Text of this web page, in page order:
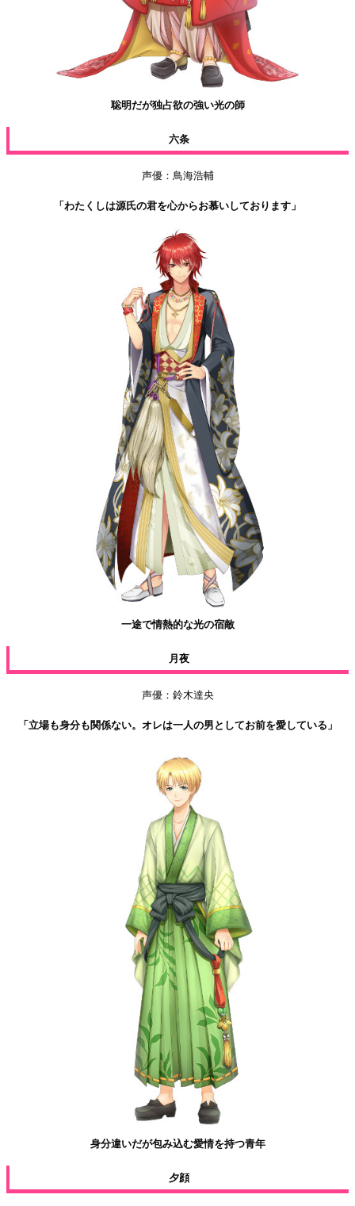
聡明だが独占欲の強い光の師
六条
声優：鳥海浩輔
「わたくしは源氏の君を心からお慕いしております」
一途で情熱的な光の宿敵
月夜
声優：鈴木達央
「立場も身分も関係ない。オレは一人の男としてお前を愛している」
身分違いだが包み込む愛情を持つ青年
夕顔